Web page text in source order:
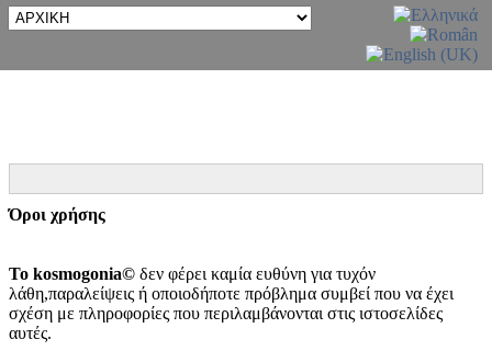
Όροι χρήσης
Το kosmogonia© δεν φέρει καμία ευθύνη για τυχόν
λάθη,παραλείψεις ή οποιοδήποτε πρόβλημα συμβεί που να έχει
σχέση με πληροφορίες που περιλαμβάνονται στις ιστοσελίδες
αυτές.